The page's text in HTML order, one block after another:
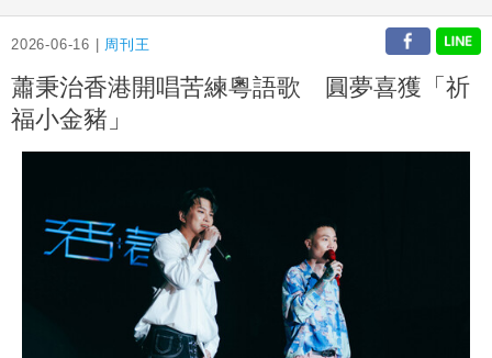
2026-06-16 | 周刊王
蕭秉治香港開唱苦練粵語歌 圓夢喜獲「祈
福小金豬」